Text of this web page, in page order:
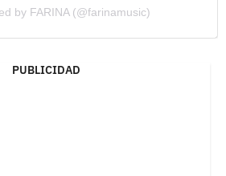
by FARINA (@farinamusic)
PUBLICIDAD